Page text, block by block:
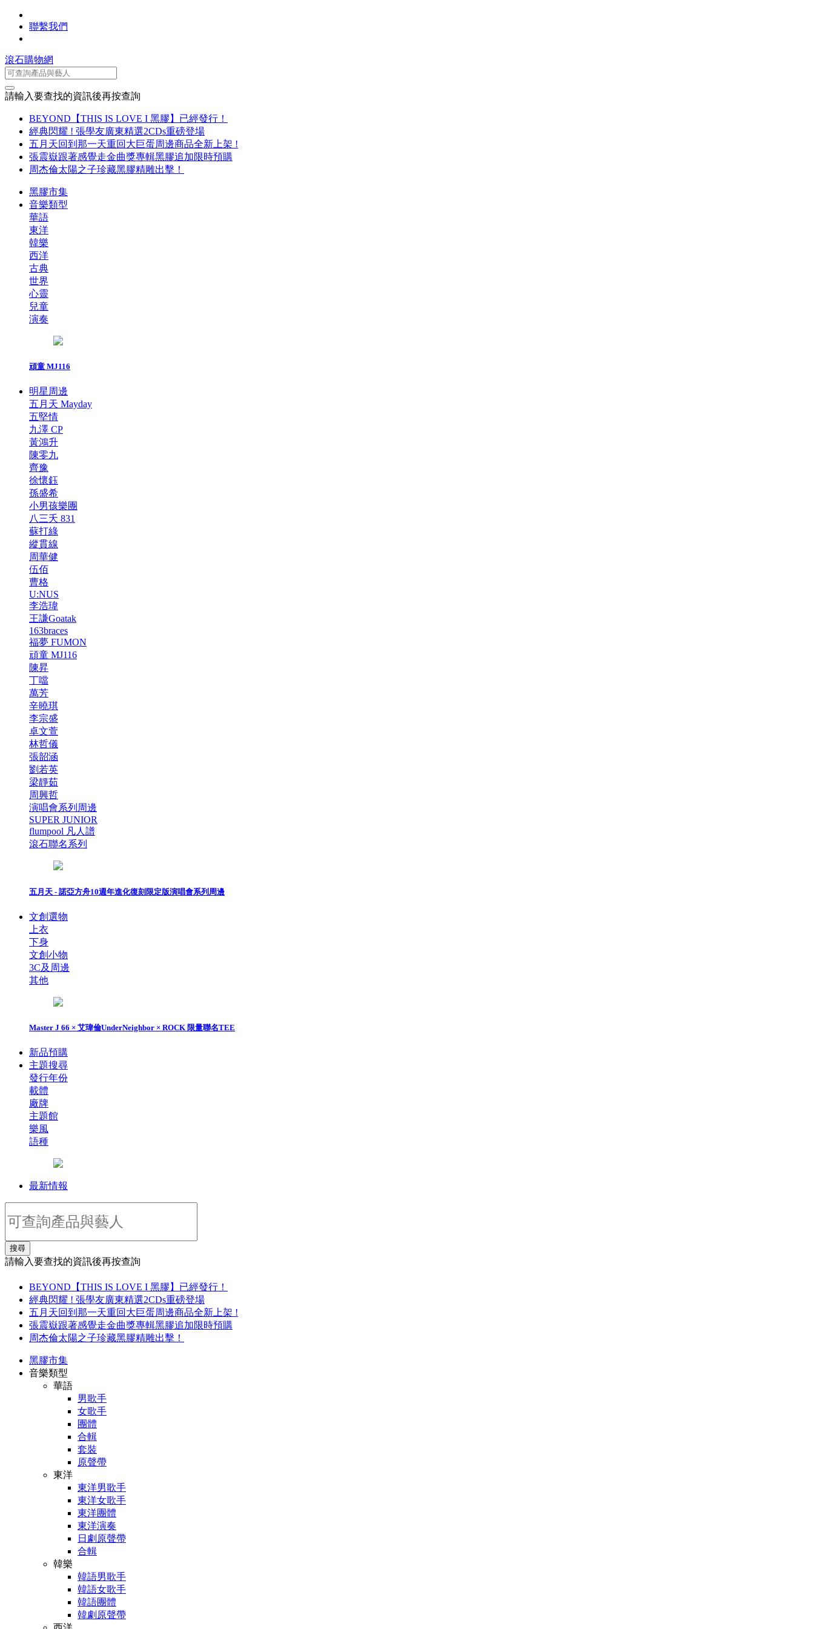
聯繫我們
滾石購物網
請輸入要查找的資訊後再按查詢
BEYOND【THIS IS LOVE I 黑膠】已經發行！
經典閃耀 ! 張學友廣東精選2CDs重磅登場
五月天回到那一天重回大巨蛋周邊商品全新上架 !
張震嶽跟著感覺走金曲獎專輯黑膠追加限時預購
周杰倫太陽之子珍藏黑膠精雕出擊！
黑膠市集
音樂類型
華語
東洋
韓樂
西洋
古典
世界
心靈
兒童
演奏
頑童 MJ116
明星周邊
五月天 Mayday
五堅情
九澤 CP
黃鴻升
陳零九
齊豫
徐懷鈺
孫盛希
小男孩樂團
八三夭 831
蘇打綠
縱貫線
周華健
伍佰
曹格
U:NUS
李浩瑋
王謙Goatak
163braces
福夢 FUMON
頑童 MJ116
陳昇
丁噹
萬芳
辛曉琪
李宗盛
卓文萱
林哲儀
張韶涵
劉若英
梁靜茹
周興哲
演唱會系列周邊
SUPER JUNIOR
flumpool 凡人譜
滾石聯名系列
五月天 - 諾亞方舟10週年進化復刻限定版演唱會系列周邊
文創選物
上衣
下身
文創小物
3C及周邊
其他
Master J 66 × 艾瑋倫UnderNeighbor × ROCK 限量聯名TEE
新品預購
主題搜尋
發行年份
載體
廠牌
主題館
樂風
語種
最新情報
搜尋
請輸入要查找的資訊後再按查詢
BEYOND【THIS IS LOVE I 黑膠】已經發行！
經典閃耀 ! 張學友廣東精選2CDs重磅登場
五月天回到那一天重回大巨蛋周邊商品全新上架 !
張震嶽跟著感覺走金曲獎專輯黑膠追加限時預購
周杰倫太陽之子珍藏黑膠精雕出擊！
黑膠市集
音樂類型
華語
男歌手
女歌手
團體
合輯
套裝
原聲帶
東洋
東洋男歌手
東洋女歌手
東洋團體
東洋演奏
日劇原聲帶
合輯
韓樂
韓語男歌手
韓語女歌手
韓語團體
韓劇原聲帶